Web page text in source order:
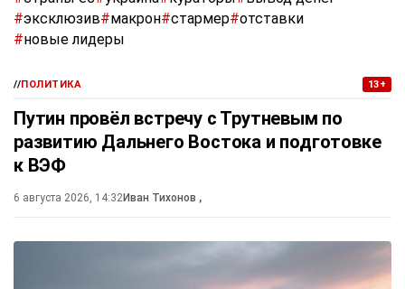
#эксклюзив#макрон#стармер#отставки
#новые лидеры
//ПОЛИТИКА 13+
Путин провёл встречу с Трутневым по
развитию Дальнего Востока и подготовке
к ВЭФ
6 августа 2026, 14:32Иван Тихонов ,